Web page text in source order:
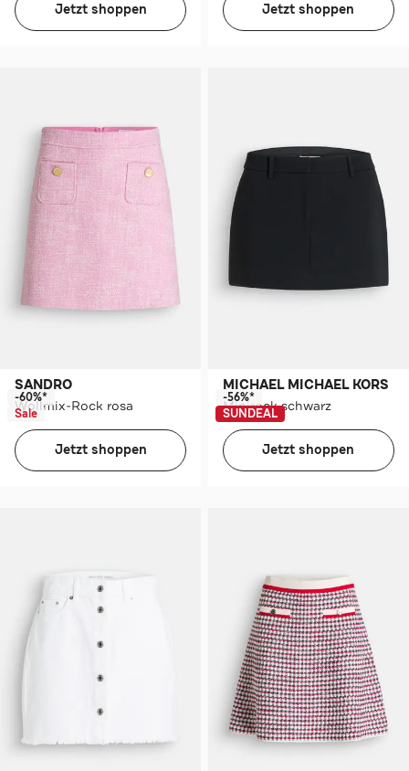
Jetzt shoppen Jetzt shoppen
SANDRO
Wollmix-Rock rosa
-60%*
Sale
Jetzt shoppen
MICHAEL MICHAEL KORS
Minirock schwarz
-56%*
SUNDEAL
Jetzt shoppen